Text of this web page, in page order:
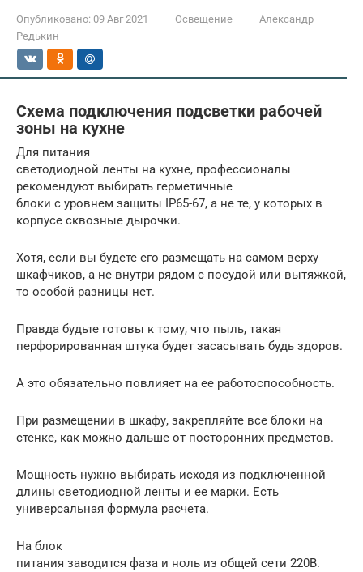
Опубликовано: 09 Авг 2021 Освещение
Александр
Редькин
Схема подключения подсветки рабочей
зоны на кухне
Для питания
светодиодной ленты на кухне, профессионалы
рекомендуют выбирать герметичные
блоки с уровнем защиты IP65-67, а не те, у которых в
корпусе сквозные дырочки.
Хотя, если вы будете его размещать на самом верху
шкафчиков, а не внутри рядом с посудой или вытяжкой,
то особой разницы нет.
Правда будьте готовы к тому, что пыль, такая
перфорированная штука будет засасывать будь здоров.
А это обязательно повлияет на ее работоспособность.
При размещении в шкафу, закрепляйте все блоки на
стенке, как можно дальше от посторонних предметов.
Мощность нужно выбирать исходя из подключенной
длины светодиодной ленты и ее марки. Есть
универсальная формула расчета.
На блок
питания заводится фаза и ноль из общей сети 220В.